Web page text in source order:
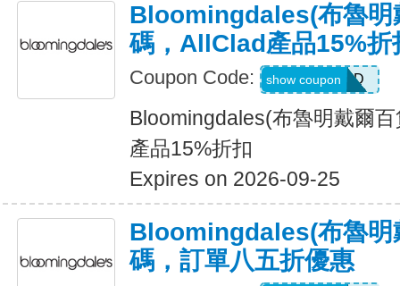
Bloomingdales(布魯明
碼，AllClad產品15%折
Coupon Code: ALLCLAD
show coupon
Bloomingdales(布魯明戴爾
產品15%折扣
Expires on 2026-09-25
Bloomingdales(布魯明
碼，訂單八五折優惠